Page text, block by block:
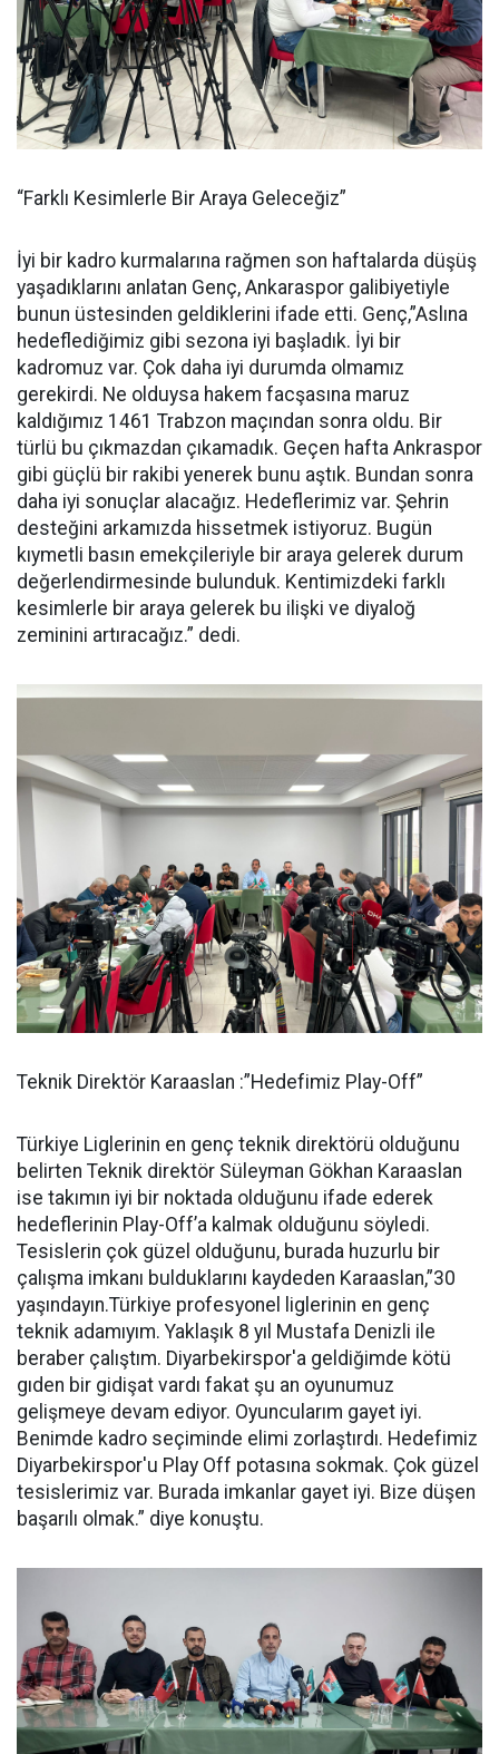
“Farklı Kesimlerle Bir Araya Geleceğiz”
İyi bir kadro kurmalarına rağmen son haftalarda düşüş
yaşadıklarını anlatan Genç, Ankaraspor galibiyetiyle
bunun üstesinden geldiklerini ifade etti. Genç,”Aslına
hedeflediğimiz gibi sezona iyi başladık. İyi bir
kadromuz var. Çok daha iyi durumda olmamız
gerekirdi. Ne olduysa hakem facşasına maruz
kaldığımız 1461 Trabzon maçından sonra oldu. Bir
türlü bu çıkmazdan çıkamadık. Geçen hafta Ankraspor
gibi güçlü bir rakibi yenerek bunu aştık. Bundan sonra
daha iyi sonuçlar alacağız. Hedeflerimiz var. Şehrin
desteğini arkamızda hissetmek istiyoruz. Bugün
kıymetli basın emekçileriyle bir araya gelerek durum
değerlendirmesinde bulunduk. Kentimizdeki farklı
kesimlerle bir araya gelerek bu ilişki ve diyaloğ
zeminini artıracağız.” dedi.
Teknik Direktör Karaaslan :”Hedefimiz Play-Off”
Türkiye Liglerinin en genç teknik direktörü olduğunu
belirten Teknik direktör Süleyman Gökhan Karaaslan
ise takımın iyi bir noktada olduğunu ifade ederek
hedeflerinin Play-Off’a kalmak olduğunu söyledi.
Tesislerin çok güzel olduğunu, burada huzurlu bir
çalışma imkanı bulduklarını kaydeden Karaaslan,”30
yaşındayın.Türkiye profesyonel liglerinin en genç
teknik adamıyım. Yaklaşık 8 yıl Mustafa Denizli ile
beraber çalıştım. Diyarbekirspor'a geldiğimde kötü
gıden bir gidişat vardı fakat şu an oyunumuz
gelişmeye devam ediyor. Oyuncularım gayet iyi.
Benimde kadro seçiminde elimi zorlaştırdı. Hedefimiz
Diyarbekirspor'u Play Off potasına sokmak. Çok güzel
tesislerimiz var. Burada imkanlar gayet iyi. Bize düşen
başarılı olmak.” diye konuştu.